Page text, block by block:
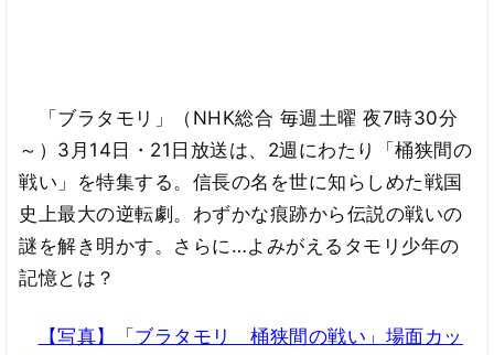
「ブラタモリ」（NHK総合 毎週土曜 夜7時30分
～）3月14日・21日放送は、2週にわたり「桶狭間の
戦い」を特集する。信長の名を世に知らしめた戦国
史上最大の逆転劇。わずかな痕跡から伝説の戦いの
謎を解き明かす。さらに…よみがえるタモリ少年の
記憶とは？
【写真】「ブラタモリ 桶狭間の戦い」場面カッ